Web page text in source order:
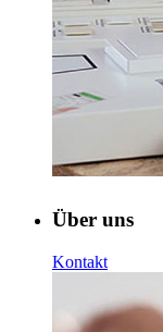
Über uns
Kontakt